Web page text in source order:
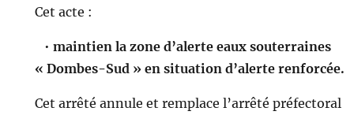
Cet acte :
• maintien la zone d’alerte eaux souterraines
« Dombes-Sud » en situation d’alerte renforcée.
Cet arrêté annule et remplace l’arrêté préfectoral